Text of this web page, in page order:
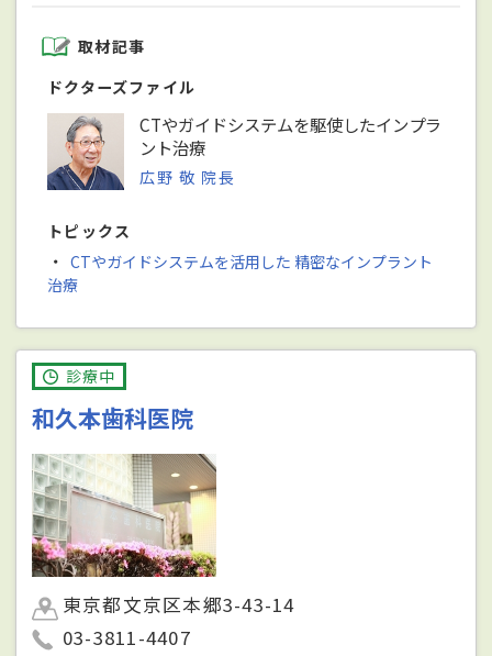
取材記事
ドクターズファイル
CTやガイドシステムを駆使したインプラ
ント治療
広野 敬 院長
トピックス
・ CTやガイドシステムを活用した 精密なインプラント
治療
診療中
和久本歯科医院
東京都文京区本郷3-43-14
03-3811-4407